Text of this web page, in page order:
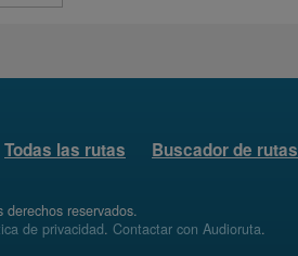
Todas las rutas Buscador de rutas
reservados.
de privacidad. Contactar con Audioruta.